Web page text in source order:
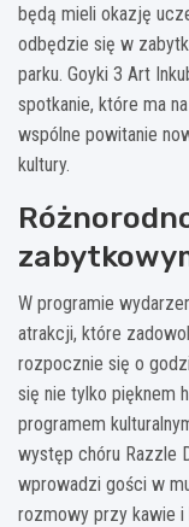
będą mieli okazję
odbędzie się w
parku. Goyki 3 Art
spotkanie, które ma
wspólne powitanie
kultury.
W programie
atrakcji, które
rozpocznie się o
się nie tylko pięknem
programem
występ chóru Razzle
wprowadzi gości w
rozmowy przy kawie i